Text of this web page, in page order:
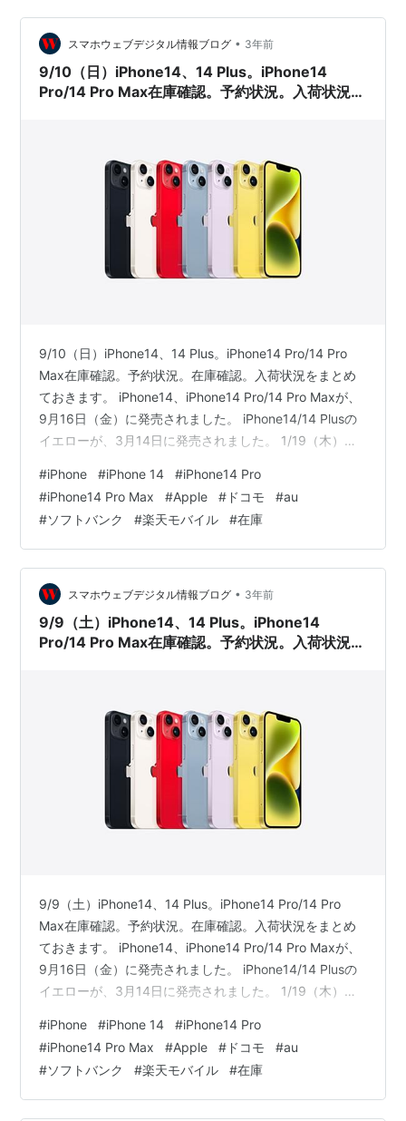
スマホウェブデジタル情報ブログ • 3年前
9/10（日）iPhone14、14 Plus。iPhone14
Pro/14 Pro Max在庫確認。予約状況。入荷状況ま
9/10（日）iPhone14、14 Plus。iPhone14 Pro/14 Pro
Max在庫確認。予約状況。在庫確認。入荷状況をまとめ
ておきます。 iPhone14、iPhone14 Pro/14 Pro Maxが、
9月16日（金）に発売されました。 iPhone14/14 Plusの
イエローが、3月14日に発売されました。 1/19（木）
た。 iPhone14は、在庫があります。iPhone14 Plusは、
在庫があります。 ドコモオンラインショップ auオンライ
ンショップ ソフトバンクオンラインショップ 楽天モ…
#iPhone #iPhone 14 #iPhone14 Pro
#iPhone14 Pro Max #Apple # ドコモ #au
#ソフトバンク #楽天モバイル #在庫
スマホウェブデジタル情報ブログ • 3年前
9/9（土）iPhone14、14 Plus。iPhone14
Pro/14 Pro Max在庫確認。予約状況。入荷状況ま
9/9（土）iPhone14、14 Plus。iPhone14 Pro/14 Pro
Max在庫確認。予約状況。在庫確認。入荷状況をまとめ
ておきます。 iPhone14、iPhone14 Pro/14 Pro Maxが、
9月16日（金）に発売されました。 iPhone14/14 Plusの
イエローが、3月14日に発売されました。 1/19（木）
た。 iPhone14は、在庫があります。iPhone14 Plusは、
在庫があります。 ドコモオンラインショップ auオンライ
ンショップ ソフトバンクオンラインショップ 楽天モバ…
#iPhone #iPhone 14 #iPhone14 Pro
#iPhone14 Pro Max #Apple # ドコモ #au
#ソフトバンク #楽天モバイル #在庫